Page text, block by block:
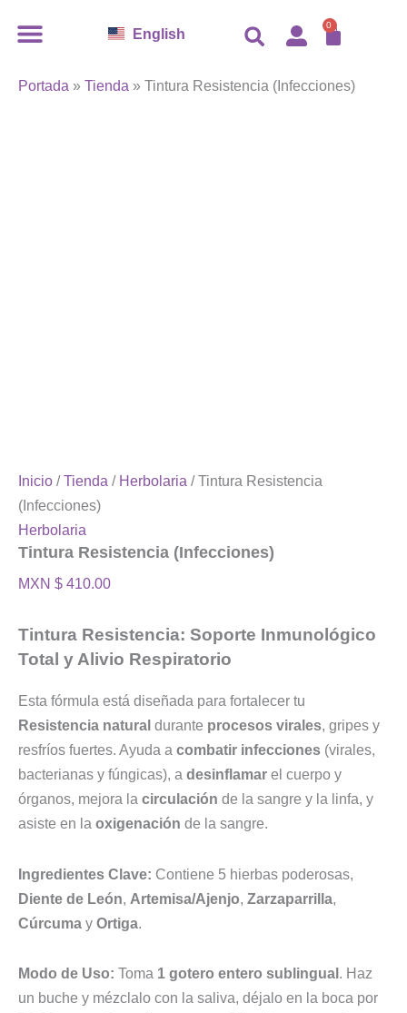
English 0
Portada » Tienda » Tintura Resistencia (Infecciones)
Inicio /Tienda / Herbolaria / Tintura Resistencia
(Infecciones)
Herbolaria
Tintura Resistencia (Infecciones)
MXN $ 410.00
Tintura Resistencia: Soporte Inmunológico
Total y Alivio Respiratorio
Esta fórmula está diseñada para fortalecer tu
Resistencia natural durante procesos virales, gripes y
resfríos fuertes. Ayuda a combatir infecciones (virales,
bacterianas y fúngicas), a desinflamar el cuerpo y
órganos, mejora la circulación de la sangre y la linfa, y
asiste en la oxigenación de la sangre.
Ingredientes Clave: Contiene 5 hierbas poderosas,
Diente de León Artemisa/Ajenjo Zarzaparrilla
Cúrcuma y Ortiga
Modo de Uso: Toma 1 gotero entero sublingual. Haz
un buche y mézclalo con la saliva, déjalo en la boca por
Resistencia
(Infecciones)